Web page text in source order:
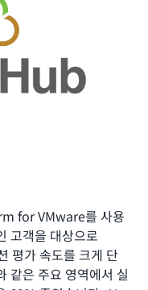
for VMware를 사용
고객을 대상으로
평가 속도를 크게 단
같은 주요 영역에서 실